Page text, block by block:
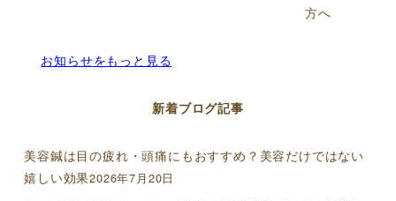
方へ
お知らせをもっと見る
新着ブログ記事
美容鍼は目の疲れ・頭痛にもおすすめ？美容だけではない
嬉しい効果2026年7月20日